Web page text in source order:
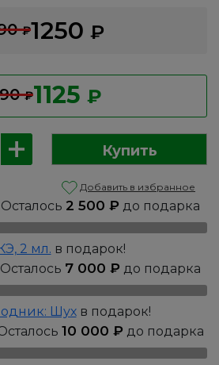
₽1250 ₽
₽1125 ₽
Купить
Добавить в избранное
Осталось 2 500 ₽ до подарка
2 мл. в подарок!
Осталось 7 000 ₽ до подарка
Шухв подарок!
10 000 ₽ до подарка